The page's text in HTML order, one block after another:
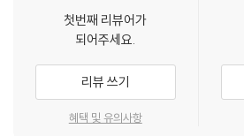
단어를 찾기 위해 끝없이 내달리던 움직임에
느껴지는가 하면, 앞으로 새롭게 시작될 김근
으로의 작품 활동을 더욱 기대하게 될 것이다.
〈바이링궐 에디션 한국 대표 소설〉과 〈K-픽
첫번째 리뷰어가
되어주세요.
리뷰 쓰기
혜택 및 유의사항